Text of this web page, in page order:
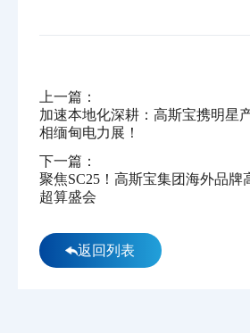
上一篇：
加速本地化深耕：高斯宝携明星
相缅甸电力展！
下一篇：
聚焦SC25！高斯宝集团海外品牌
超算盛会
返回列表